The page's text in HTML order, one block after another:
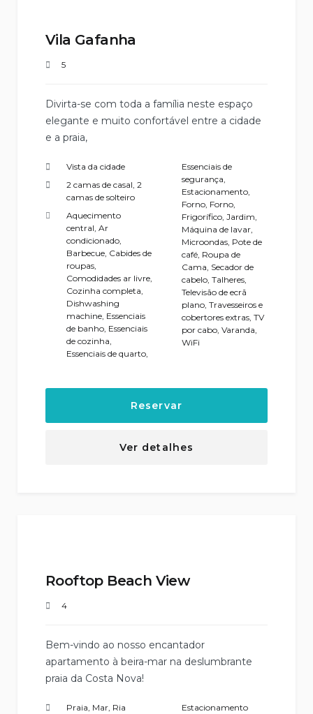
Vila Gafanha
5
Divirta-se com toda a família neste espaço
elegante e muito confortável entre a cidade
e a praia,
Vista da cidade
2 camas de casal, 2
camas de solteiro
Aquecimento
central, Ar
condicionado,
Barbecue, Cabides de
roupas,
Comodidades ar livre,
Cozinha completa,
Dishwashing
machine, Essenciais
de banho, Essenciais
de cozinha,
Essenciais de quarto,
Essenciais de
segurança,
Estacionamento,
Forno, Forno,
Frigorífico, Jardim,
Máquina de lavar,
Microondas, Pote de
café, Roupa de
Cama, Secador de
cabelo, Talheres,
Televisão de ecrã
plano, Travesseiros e
cobertores extras, TV
por cabo, Varanda,
WiFi
Reservar
Ver detalhes
Rooftop Beach View
4
Bem-vindo ao nosso encantador
apartamento à beira-mar na deslumbrante
praia da Costa Nova!
Praia, Mar, Ria
Estacionamento